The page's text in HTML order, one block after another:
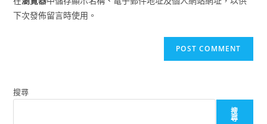
(optional)
下次發佈留言時使用。
搜尋
搜
尋